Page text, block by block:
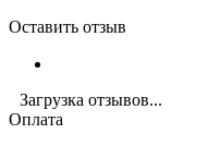
Оставить отзыв
Загрузка отзывов...
Оплата